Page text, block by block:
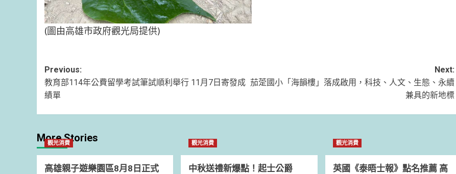
(圖由高雄市政府觀光局提供)
Post
navigation
Previous:
教育部114年公費留學考試筆試順利舉行 11月7日寄發成
績單
Next:
茄萣國小「海韻樓」落成啟用，科技、人文、生態、永續
兼具的新地標
More Stories
觀光消費
高雄親子遊樂園區8月8日正式
觀光消費
中秋送禮新爆點！起士公爵
觀光消費
英國《泰晤士報》點名推薦 高